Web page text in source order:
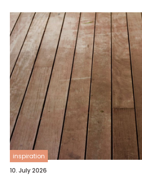
inspiration
10. July 2026